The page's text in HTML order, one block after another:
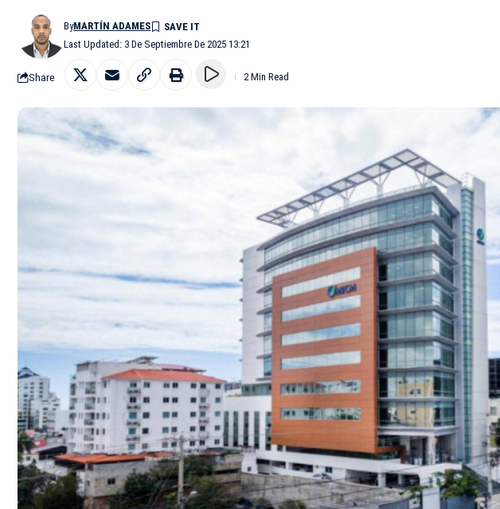
Last Updated: 3 De Septiembre De 2025 13:21
ByMARTÍN ADAMES
Share 2 Min Read